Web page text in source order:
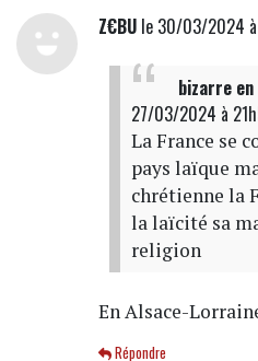
Z€BUle 30/03/2024 à
bizarre
27/03/2024 à
La France se
pays laïque
chrétienne la
la laïcité sa
religion
En Alsace-
Répondre